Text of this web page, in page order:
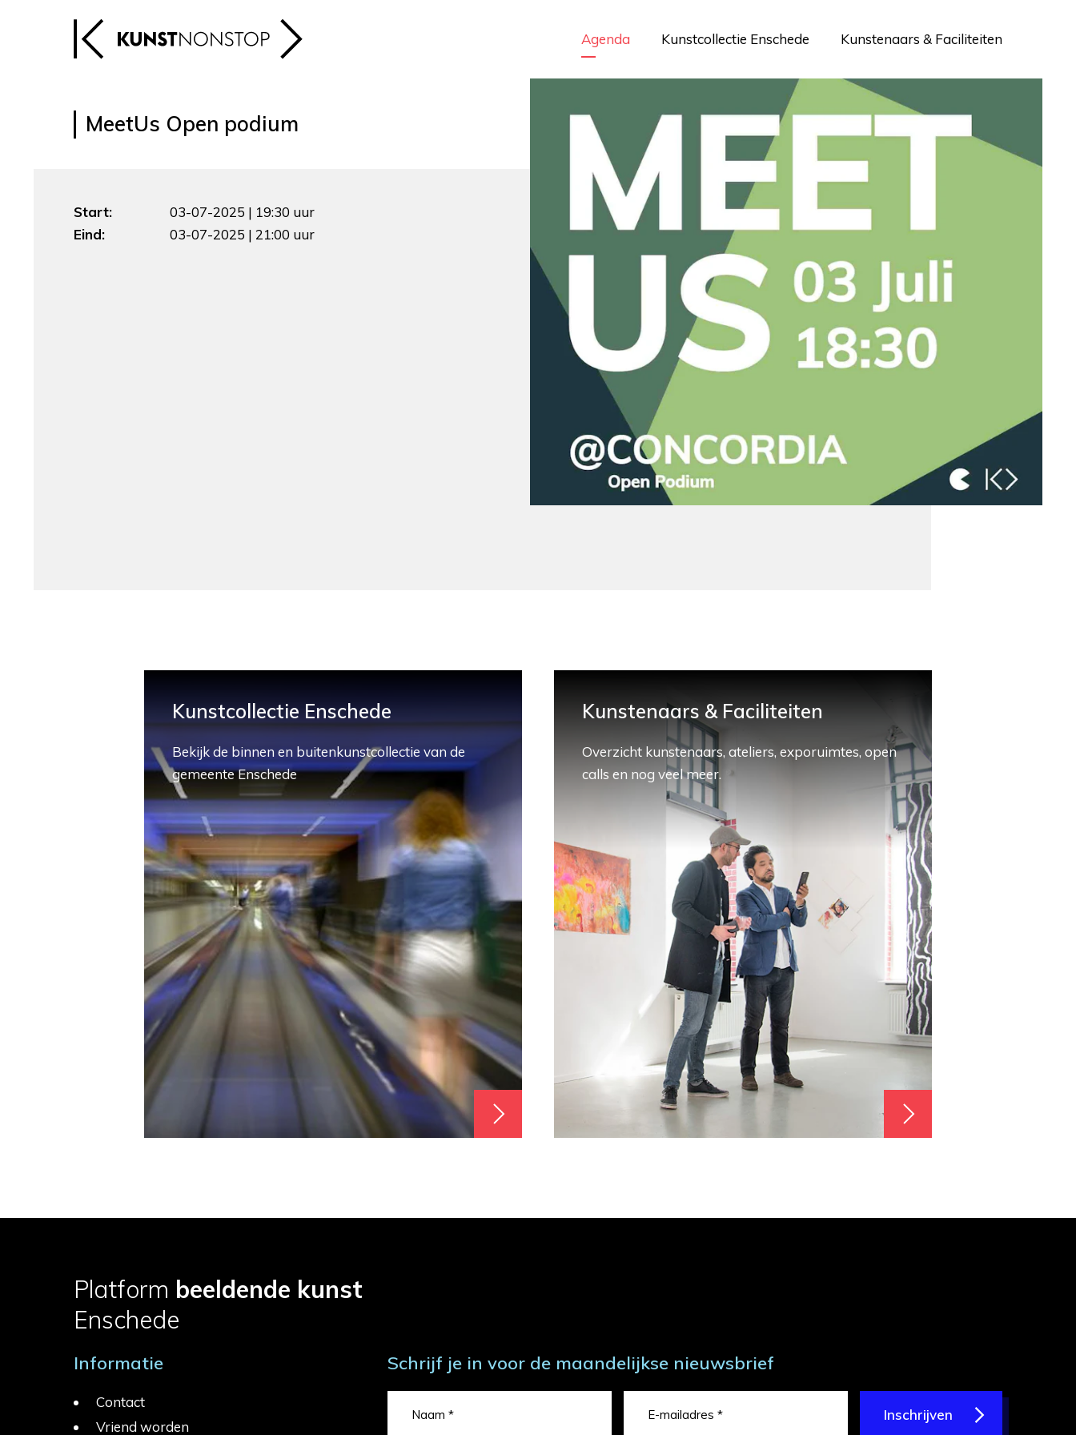
Agenda Kunstcollectie Enschede Kunstenaars & Faciliteiten
MeetUs Open podium
Start:
03-07-2025 | 19:30 uur
Eind:
03-07-2025 | 21:00 uur
Kunstcollectie Enschede
Bekijk de binnen en buitenkunstcollectie van de
gemeente Enschede
Kunstenaars & Faciliteiten
Overzicht kunstenaars, ateliers, exporuimtes, open
calls en nog veel meer.
Platform beeldende kunst
Enschede
Informatie
Contact
Vriend worden
Schrijf je in voor de maandelijkse nieuwsbrief
Inschrijven